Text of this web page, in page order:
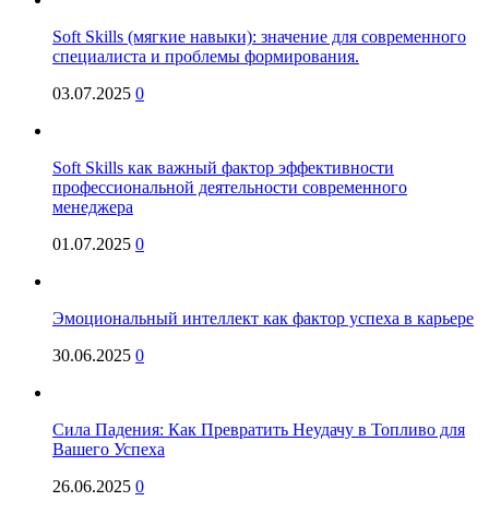
Soft Skills (мягкие навыки): значение для современного
специалиста и проблемы формирования.
03.07.2025 0
Soft Skills как важный фактор эффективности
профессиональной деятельности современного
менеджера
01.07.2025 0
Эмоциональный интеллект как фактор успеха в карьере
30.06.2025 0
Сила Падения: Как Превратить Неудачу в Топливо для
Вашего Успеха
26.06.2025 0